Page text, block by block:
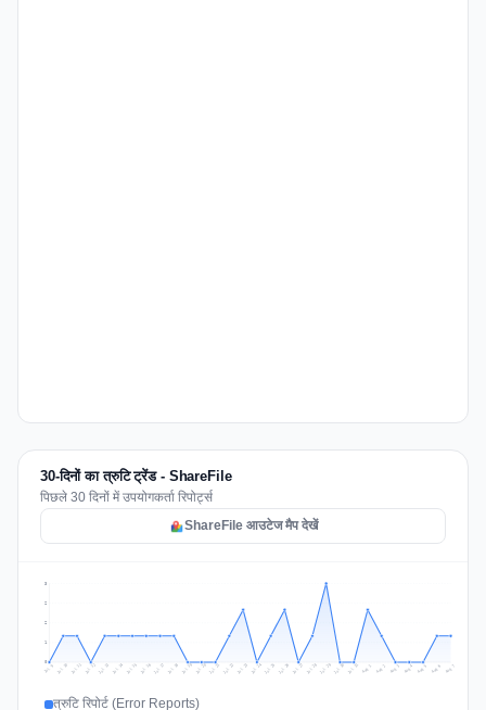
30-दिनों का त्रुटि ट्रेंड - ShareFile
पिछले 30 दिनों में उपयोगकर्ता रिपोर्ट्स
ShareFile आउटेज मैप देखें
1
2
2
3
Jul 9 Jul 10 Jul 11 Jul 12 Jul 13 Jul 14 Jul 15 Jul 16 Jul 17 Jul 18 Jul 19 Jul 20 Jul 21 Jul 22 Jul 23 Jul 24 Jul 25 Jul 26 Jul 27 Jul 28 Jul 29 Jul 30 Jul 31 Aug 1 Aug 2 Aug 3 Aug 4 Aug 5 Aug 6 Aug 7
त्रुटि रिपोर्ट (Error Reports)